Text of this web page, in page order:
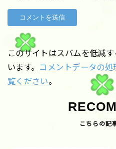
このサイトはスパムを低減
います。 コメントデータの
覧ください。